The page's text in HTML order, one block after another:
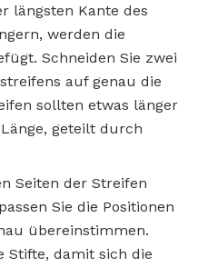
längsten Kante des
werden die
Schneiden Sie zwei
auf genau die
sollten etwas länger
geteilt durch
Seiten der Streifen
Sie die Positionen
übereinstimmen.
Stifte, damit sich die